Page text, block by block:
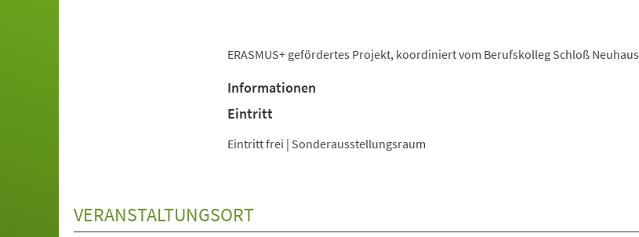
ERASMUS+ gefördertes Projekt, koordiniert vom Berufskolleg Schloß Neuhaus
Informationen
Eintritt
Eintritt frei | Sonderausstellungsraum
VERANSTALTUNGSORT